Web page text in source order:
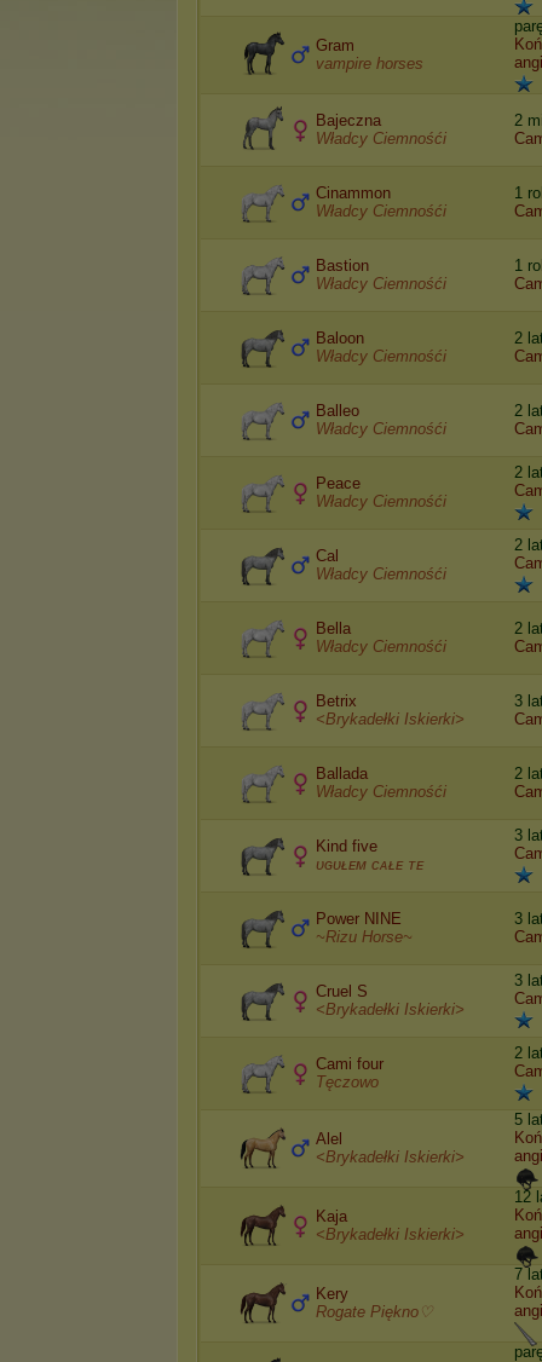
Gram
vampire horses
Bajeczna
Władcy Ciemnośći
2
Cinammon
Władcy Ciemnośći
1
Bastion
Władcy Ciemnośći
1
Baloon
Władcy Ciemnośći
2
Balleo
Władcy Ciemnośći
2
Peace
Władcy Ciemnośći
2
Cal
Władcy Ciemnośći
2
Bella
Władcy Ciemnośći
2
Betrix
<Brykadełki Iskierki>
3
Ballada
Władcy Ciemnośći
2
Kind five
ᴜɢᴜᴌᴇᴍ ᴄᴀᴌᴇ ᴛᴇ
3
Power NINE
~Rizu Horse~
3
Cruel S
<Brykadełki Iskierki>
3
Cami four
Tęczowo
2
Alel
<Brykadełki Iskierki>
5
Kaja
<Brykadełki Iskierki>
12
Kery
Rogate Piękno♡
7